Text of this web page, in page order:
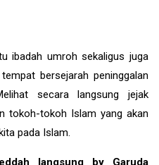
ibadah umroh sekaligus juga
bersejarah peninggalan
secara langsung jejak
tokoh-tokoh Islam yang akan
pada Islam.
langsung by Garuda